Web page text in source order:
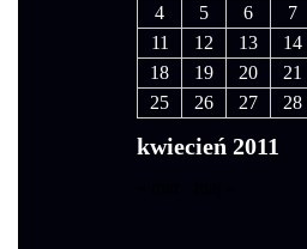
kwiecień 2011
4
5 6 7
11
12 13 14
18
19 20 21
25
26 27 28